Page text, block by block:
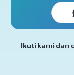
Ikuti kami dan